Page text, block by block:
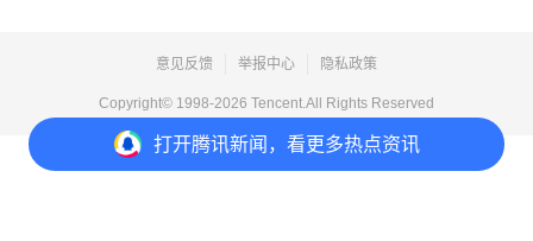
打开腾讯新闻，看更多热点资讯
意见反馈 举报中心 隐私政策
Copyright© 1998-2026 Tencent.All Rights Reserved